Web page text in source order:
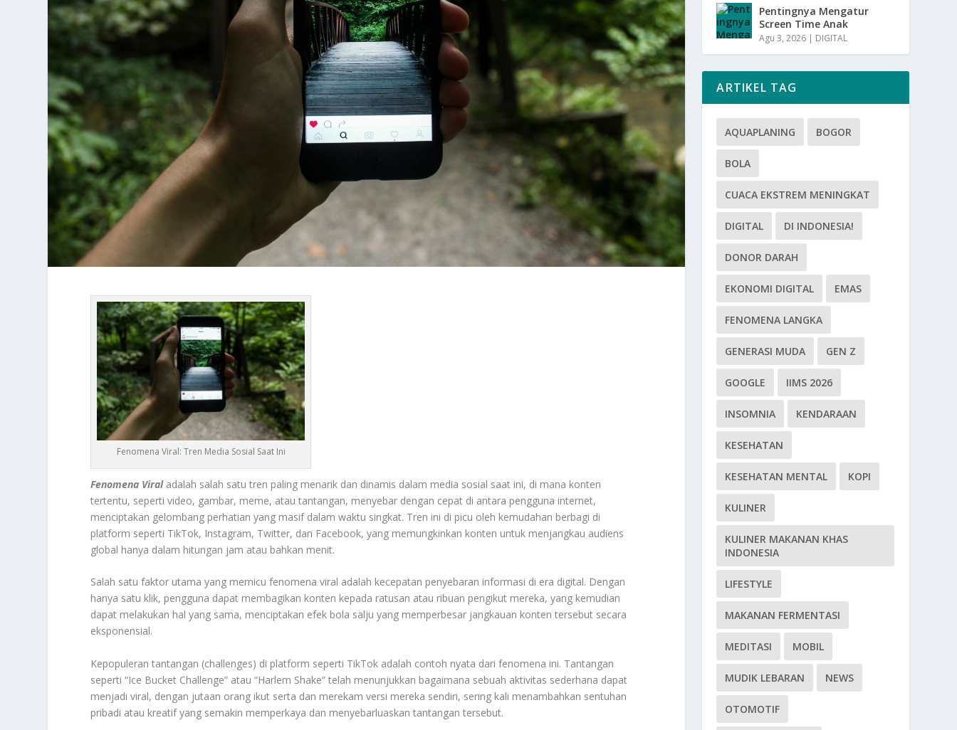
Fenomena Viral: Tren Media Sosial Saat Ini
Fenomena Viraladalah salah satu tren paling menarik dan dinamis dalam media sosial saat ini, di mana konten
tertentu, seperti video, gambar, meme, atau tantangan, menyebar dengan cepat di antara pengguna internet,
menciptakan gelombang perhatian yang masif dalam waktu singkat. Tren ini di picu oleh kemudahan berbagi di
platform seperti TikTok, Instagram, Twitter, dan Facebook, yang memungkinkan konten untuk menjangkau audiens
global hanya dalam hitungan jam atau bahkan menit.
Salah satu faktor utama yang memicu fenomena viral adalah kecepatan penyebaran informasi di era digital. Dengan
hanya satu klik, pengguna dapat membagikan konten kepada ratusan atau ribuan pengikut mereka, yang kemudian
dapat melakukan hal yang sama, menciptakan efek bola salju yang memperbesar jangkauan konten tersebut secara
eksponensial.
Kepopuleran tantangan (challenges) di platform seperti TikTok adalah contoh nyata dari fenomena ini. Tantangan
seperti “Ice Bucket Challenge” atau “Harlem Shake” telah menunjukkan bagaimana sebuah aktivitas sederhana dapat
menjadi viral, dengan jutaan orang ikut serta dan merekam versi mereka sendiri, sering kali menambahkan sentuhan
pribadi atau kreatif yang semakin memperkaya dan menyebarluaskan tantangan tersebut.
Pentingnya Mengatur
Screen Time Anak
Agu 3, 2026 | DIGITAL
ARTIKEL TAG
AQUAPLANING BOGOR
BOLA
CUACA EKSTREM MENINGKAT
DIGITAL DI INDONESIA!
DONOR DARAH
EKONOMI DIGITAL EMAS
FENOMENA LANGKA
GENERASI MUDA GEN Z
GOOGLE IIMS 2026
INSOMNIA KENDARAAN
KESEHATAN
KESEHATAN MENTAL KOPI
KULINER
KULINER MAKANAN KHAS
INDONESIA
LIFESTYLE
MAKANAN FERMENTASI
MEDITASI MOBIL
MUDIK LEBARAN NEWS
OTOMOTIF